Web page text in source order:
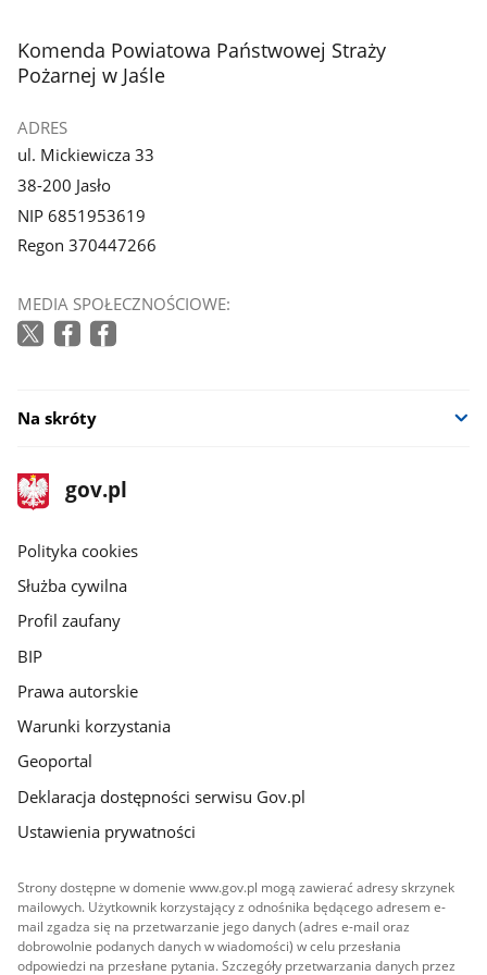
galerii.
stopka
Komenda Powiatowa Państwowej Straży
Pożarnej w Jaśle
ADRES
ul. Mickiewicza 33
38-200 Jasło
NIP 6851953619
Regon 370447266
MEDIA SPOŁECZNOŚCIOWE:
Na skróty
stopka
gov.pl
Strona
gov.pl
gov.pl
Polityka cookies
Służba cywilna
Profil zaufany
BIP
Prawa autorskie
Warunki korzystania
Geoportal
Deklaracja dostępności serwisu Gov.pl
Ustawienia prywatności
Strony dostępne w domenie www.gov.pl mogą zawierać adresy skrzynek
mailowych. Użytkownik korzystający z odnośnika będącego adresem e-
mail zgadza się na przetwarzanie jego danych (adres e-mail oraz
dobrowolnie podanych danych w wiadomości) w celu przesłania
odpowiedzi na przesłane pytania. Szczegóły przetwarzania danych przez